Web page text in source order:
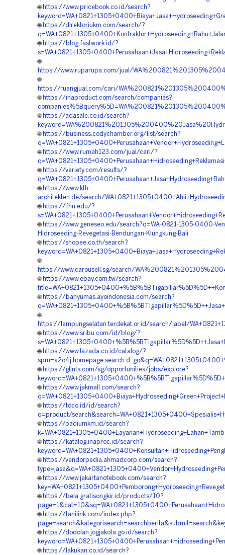
🌐 https://www.pricebook.co.id/search?
🌐 https://direktoriukm.com/search/?
🌐 https://blog.fastwork.id/?
🌐
https://www.ruparupa.com/jual/
🌐
https://ruangjual.com/cari/
🌐 https://inaproduct.com/search/companies?
🌐 https://adasale.co.id/search?
🌐 https://business.codychamber.org/list/search?
🌐 https://www.rumah123.com/jual/cari/?
🌐 https://variety.com/results/?
🌐 https://www.kth-
architekten.de/search/
🌐 https://fhu.edu/?
🌐 https://www.geneseo.edu/search?q=WA-0821-1305-0400-
Hidroseeding-Revegetasi-Bendungan-Klungkung-Bali
🌐 https://shopee.co.th/search?
🌐
https://www.carousell.sg/search/
🌐 https://www.ebay.com.tw/search?
🌐 https://banyumas.ayoindonesia.com/search?
🌐
https://lampungselatan.terdekat.or.id/search/label/
🌐 https://www.sribu.com/id/blog/?
🌐 https://www.lazada.co.id/catalog/?
🌐 https://glints.com/sg/opportunities/jobs/explore?
🌐 https://www.jakmall.com/search?
🌐 https://toco.id/id/search?
q=product/
🌐 https://padiumkm.id/search?
🌐 https://katalog.inaproc.id/search?
🌐 https://vendorpedia.ahmadcorp.com/search?
🌐 https://www.jakartanotebook.com/search?
🌐 https://bela.gratisongkir.id/products/10?
🌐 https://tanilink.com/index.php?
🌐 https://dodolan.jogjakota.go.id/search?
🌐 https://lakukan.co.id/search?